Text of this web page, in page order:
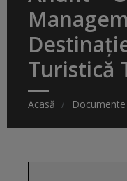
Turistică
Acasă Documente